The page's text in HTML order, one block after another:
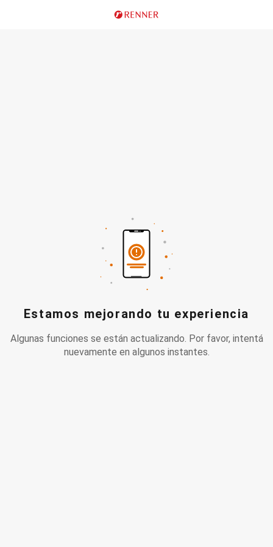
Estamos mejorando tu experiencia
Algunas funciones se están actualizando. Por favor, intentá
nuevamente en algunos instantes.